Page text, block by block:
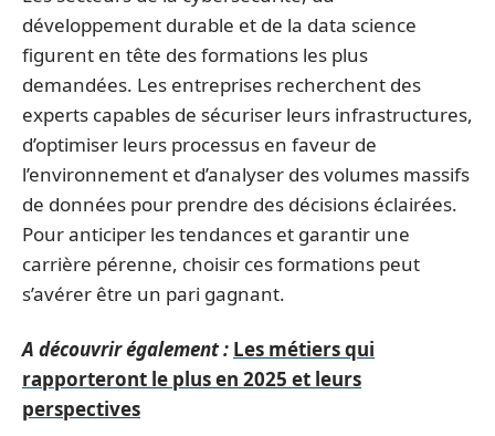
développement durable et de la data science
figurent en tête des formations les plus
demandées. Les entreprises recherchent des
experts capables de sécuriser leurs infrastructures,
d’optimiser leurs processus en faveur de
l’environnement et d’analyser des volumes massifs
de données pour prendre des décisions éclairées.
Pour anticiper les tendances et garantir une
carrière pérenne, choisir ces formations peut
s’avérer être un pari gagnant.
A découvrir également : Les métiers qui
rapporteront le plus en 2025 et leurs
perspectives